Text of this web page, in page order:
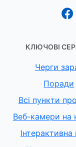
КЛЮЧОВІ
Черги
Поради
Всі пункти
Веб-камери на
Інтерактивна